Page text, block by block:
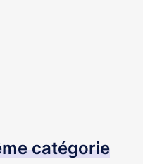
catégorie